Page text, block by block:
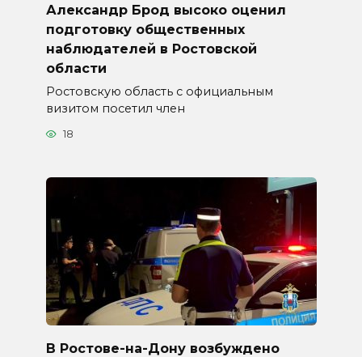
Александр Брод высоко оценил
подготовку общественных
наблюдателей в Ростовской
области
Ростовскую область с официальным
визитом посетил член
18
В Ростове-на-Дону возбуждено